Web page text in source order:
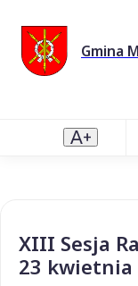
Gmina
XIII Sesja
23 kwietnia